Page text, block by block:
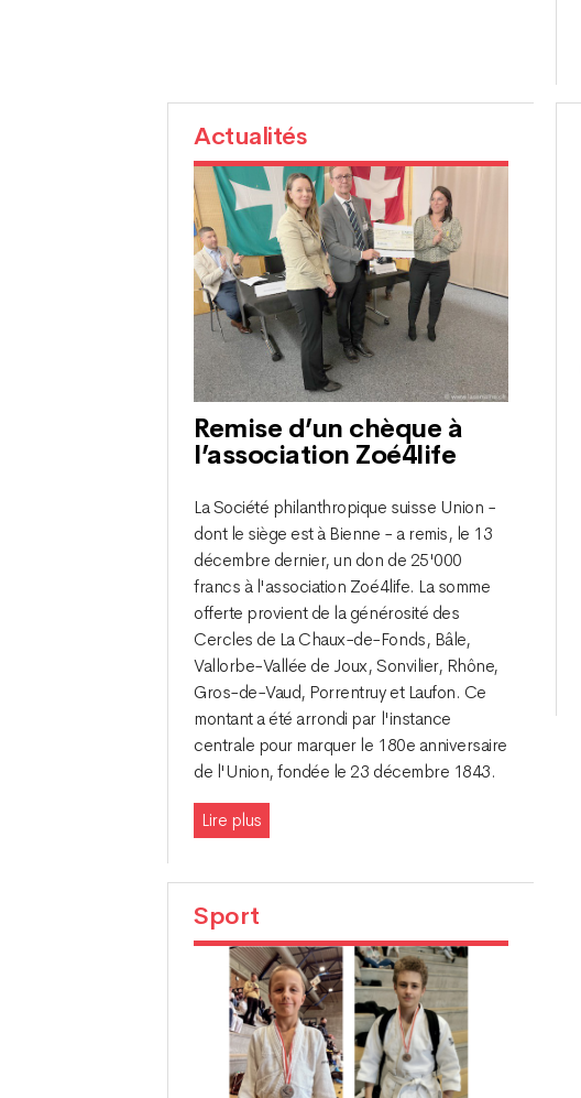
Actualités
Remise d’un chèque à
l’association Zoé4life
La Société philanthropique suisse Union -
dont le siège est à Bienne - a remis, le 13
décembre dernier, un don de 25'000
francs à l'association Zoé4life. La somme
offerte provient de la générosité des
Cercles de La Chaux-de-Fonds, Bâle,
Vallorbe-Vallée de Joux, Sonvilier, Rhône,
Gros-de-Vaud, Porrentruy et Laufon. Ce
montant a été arrondi par l'instance
centrale pour marquer le 180e anniversaire
de l'Union, fondée le 23 décembre 1843.
Lire plus
Sport